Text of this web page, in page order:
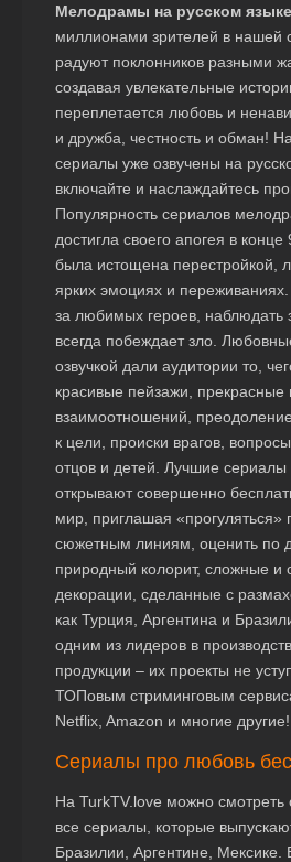
Мелодрамы на русском языке
миллионами зрителей в нашей
радуют поклонников разными
создавая увлекательные
переплетается любовь и
и дружба, честность и обман!
сериалы уже озвучены на
включайте и наслаждайтесь
Популярность сериалов
достигла своего апогея в
была истощена перестройкой,
ярких эмоциях и
за любимых героев, наблюдать
всегда побеждает зло.
озвучкой дали аудитории то,
красивые пейзажи, прекрасные
взаимоотношений,
к цели, происки врагов,
отцов и детей. Лучшие
открывают совершенно
мир, приглашая «прогуляться»
сюжетным линиям, оценить по
природный колорит, сложные и
декорации, сделанные с
как Турция, Аргентина и
одним из лидеров в
продукции – их проекты не
ТОПовым стриминговым
Netflix, Amazon и многие другие!
Сериалы про любовь
На TurkTV.love можно смотреть
все сериалы, которые
Бразилии, Аргентине, Мексике.